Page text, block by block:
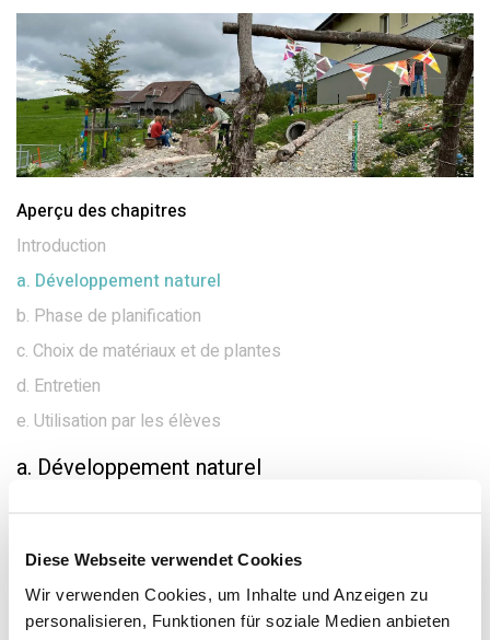
Diese Webseite verwendet Cookies
Wir verwenden Cookies, um Inhalte und Anzeigen zu
personalisieren, Funktionen für soziale Medien anbieten
Aperçu des chapitres
Introduction
a. Développement naturel
b. Phase de planification
c. Choix de matériaux et de plantes
d. Entretien
e. Utilisation par les élèves
a. Développement naturel
de jeux proche de la nature est terminé, son